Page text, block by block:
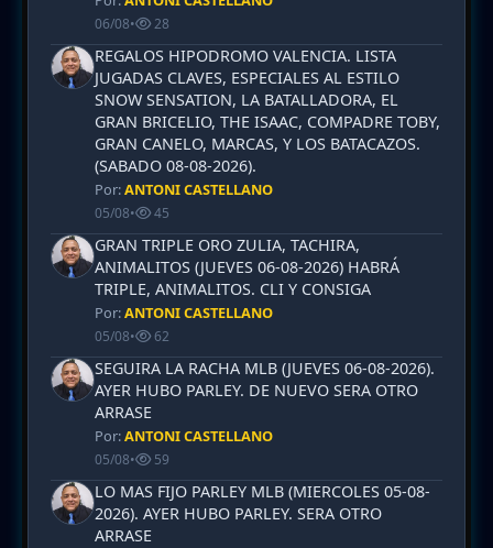
06/08• 28
REGALOS HIPODROMO VALENCIA. LISTA
JUGADAS CLAVES, ESPECIALES AL ESTILO
SNOW SENSATION, LA BATALLADORA, EL
GRAN BRICELIO, THE ISAAC, COMPADRE TOBY,
GRAN CANELO, MARCAS, Y LOS BATACAZOS.
(SABADO 08-08-2026).
Por:ANTONI CASTELLANO
05/08• 45
GRAN TRIPLE ORO ZULIA, TACHIRA,
ANIMALITOS (JUEVES 06-08-2026) HABRÁ
TRIPLE, ANIMALITOS. CLI Y CONSIGA
Por:ANTONI CASTELLANO
05/08• 62
SEGUIRA LA RACHA MLB (JUEVES 06-08-2026).
AYER HUBO PARLEY. DE NUEVO SERA OTRO
ARRASE
Por:ANTONI CASTELLANO
05/08• 59
LO MAS FIJO PARLEY MLB (MIERCOLES 05-08-
2026). AYER HUBO PARLEY. SERA OTRO
ARRASE